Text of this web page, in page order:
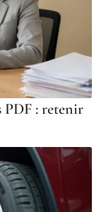
PDF : retenir